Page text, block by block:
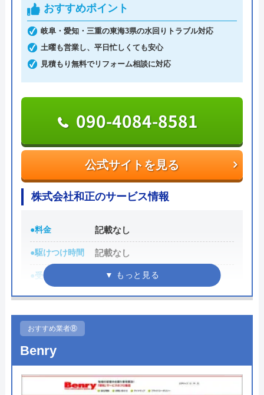
大手企業からの依頼を受けていることから悪質な業
者ではありません。
年中無休、見積もり無料ですのでお困りの方は気軽
公式サイトを見る
050-5369-5115
アクアステーションのクチコミ
5（2件のクチコミ）
※クチコミの内容について
Yo Ka
4 年前
名古屋市水道局指定のお店に見積もりをお願
いしたら思っていたより値段が高いので色々
おすすめポイント
岐阜・愛知・三重の東海3県の水回りトラブル対応
土曜も営業し、平日忙しくても安心
見積もり無料でリフォーム相談に対応
公式サイトを見る
090-4084-8581
株式会社和正のサービス情報
●料金 記載なし
●駆けつけ時間 記載なし
●受付時間 8:00～17:00
●定休日 日曜日・年末年始・お盆・GW
●累計実績
株式会社和正がおすすめの理由
おすすめ業者⑧
Benry